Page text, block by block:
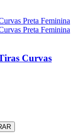
Curvas